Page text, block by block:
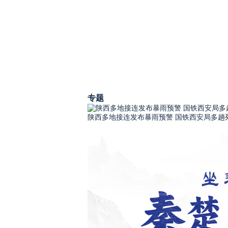
专题
陕西多地接连发布暴雨预警 国铁西安局多趟